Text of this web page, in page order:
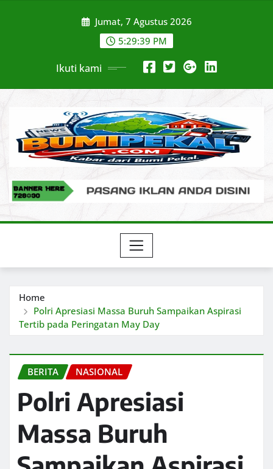
Jumat, 7 Agustus 2026
5:29:40 PM
Ikuti kami
Home
Polri Apresiasi Massa Buruh Sampaikan Aspirasi
Tertib pada Peringatan May Day
BERITA NASIONAL
Polri Apresiasi
Massa Buruh